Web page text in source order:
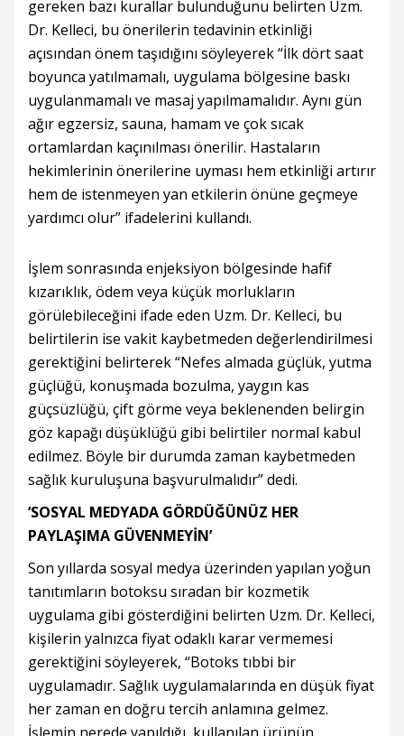
gereken bazı kurallar bulunduğunu belirten Uzm.
Dr. Kelleci, bu önerilerin tedavinin etkinliği
açısından önem taşıdığını söyleyerek “İlk dört saat
boyunca yatılmamalı, uygulama bölgesine baskı
uygulanmamalı ve masaj yapılmamalıdır. Aynı gün
ağır egzersiz, sauna, hamam ve çok sıcak
ortamlardan kaçınılması önerilir. Hastaların
hekimlerinin önerilerine uyması hem etkinliği artırır
hem de istenmeyen yan etkilerin önüne geçmeye
yardımcı olur” ifadelerini kullandı.
İşlem sonrasında enjeksiyon bölgesinde hafif
kızarıklık, ödem veya küçük morlukların
görülebileceğini ifade eden Uzm. Dr. Kelleci, bu
belirtilerin ise vakit kaybetmeden değerlendirilmesi
gerektiğini belirterek “Nefes almada güçlük, yutma
güçlüğü, konuşmada bozulma, yaygın kas
güçsüzlüğü, çift görme veya beklenenden belirgin
göz kapağı düşüklüğü gibi belirtiler normal kabul
edilmez. Böyle bir durumda zaman kaybetmeden
sağlık kuruluşuna başvurulmalıdır” dedi.
‘SOSYAL MEDYADA GÖRDÜĞÜNÜZ HER
PAYLAŞIMA GÜVENMEYİN’
Son yıllarda sosyal medya üzerinden yapılan yoğun
tanıtımların botoksu sıradan bir kozmetik
uygulama gibi gösterdiğini belirten Uzm. Dr. Kelleci,
kişilerin yalnızca fiyat odaklı karar vermemesi
gerektiğini söyleyerek, “Botoks tıbbi bir
uygulamadır. Sağlık uygulamalarında en düşük fiyat
her zaman en doğru tercih anlamına gelmez.